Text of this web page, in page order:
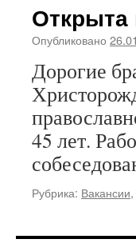
Открыта
Опубликовано
Дорогие
45 лет.
Рубрика: Вакансии,